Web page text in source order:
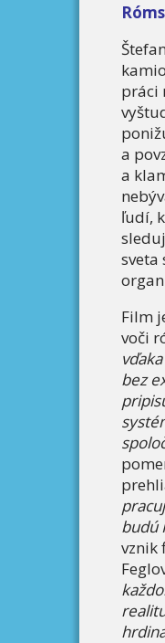
práci
a
a
ľudí,
sveta
Film
voči
bez
budú
vznik